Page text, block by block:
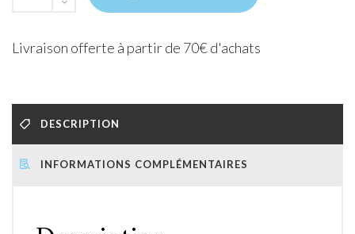
Livraison offerte à partir de 70€ d'achats
DESCRIPTION
INFORMATIONS COMPLÉMENTAIRES